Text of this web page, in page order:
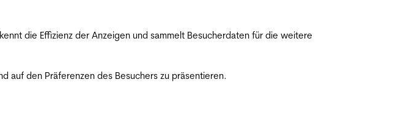
die Effizienz der Anzeigen und sammelt Besucherdaten für die weitere
auf den Präferenzen des Besuchers zu präsentieren.